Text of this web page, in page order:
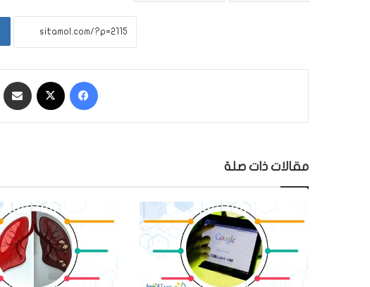
مقالات ذات صلة